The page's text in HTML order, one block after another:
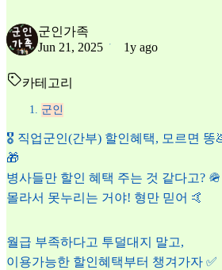
군인가족
Jun 21, 2025
1y ago
카테고리
군인
🎖 직업군인(간부) 할인혜택, 모르면 똥
🎁
병사들만 할인 혜택 주는 것 같다고? 🪖
몰라서 못누리는 거야! 형만 믿어 🤙
월급 부족하다고 투덜대지 말고,
이용가능한 할인혜택부터 챙겨가자 ✅